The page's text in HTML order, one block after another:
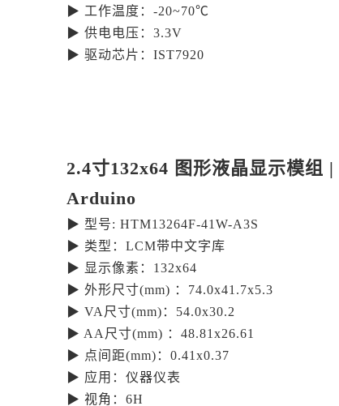
▶ 工作温度：-20~70℃
▶ 供电电压：3.3V
▶ 驱动芯片：IST7920
2.4寸132x64 图形液晶显示模组
Arduino
▶ 型号: HTM13264F-41W-A3S
▶ 类型：LCM带中文字库
▶ 显示像素：132x64
▶ 外形尺寸(mm) ：74.0x41.7x5.3
▶ VA尺寸(mm)：54.0x30.2
▶ AA尺寸(mm) ：48.81x26.61
▶ 点间距(mm)：0.41x0.37
▶ 应用：仪器仪表
▶ 视角：6H